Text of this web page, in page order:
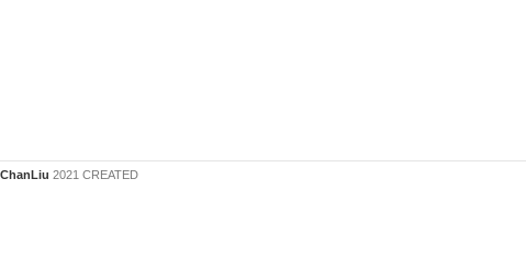
ChanLiu 2021 CREATED